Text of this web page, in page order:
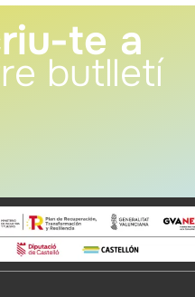
te a
butlletí